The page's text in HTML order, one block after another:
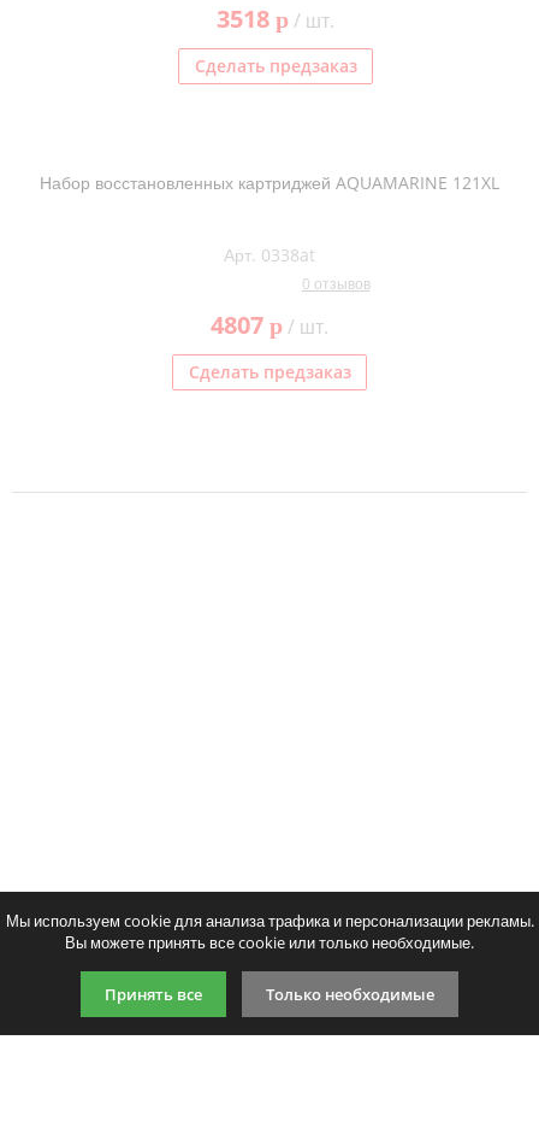
3518 p/ шт.
Сделать предзаказ
Набор восстановленных картриджей AQUAMARINE 121XL
Арт. 0338at
0 отзывов
4807 p/ шт.
Сделать предзаказ
Мы используем cookie для анализа трафика и персонализации рекламы.
Вы можете принять все cookie или только необходимые.
Принять все Только необходимые